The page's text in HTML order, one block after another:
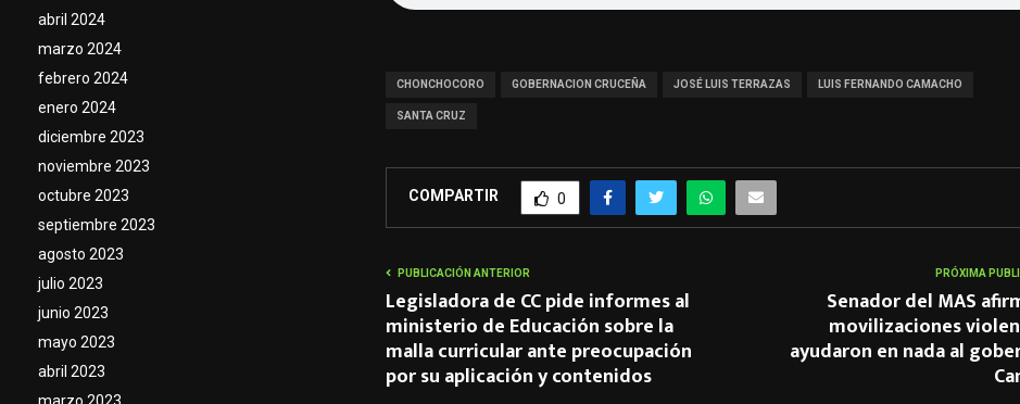
CHONCHOCORO GOBERNACION CRUCEÑA JOSÉ LUIS TERRAZAS LUIS FERNANDO CAMACHO
SANTA CRUZ
COMPARTIR 0
PUBLICACIÓN ANTERIOR
Legisladora de CC pide informes al
ministerio de Educación sobre la
malla curricular ante preocupación
por su aplicación y contenidos
PRÓXIMA
Senador del MAS
movilizaciones
ayudaron en nada al
abril 2024
marzo 2024
febrero 2024
enero 2024
diciembre 2023
noviembre 2023
octubre 2023
septiembre 2023
agosto 2023
julio 2023
junio 2023
mayo 2023
abril 2023